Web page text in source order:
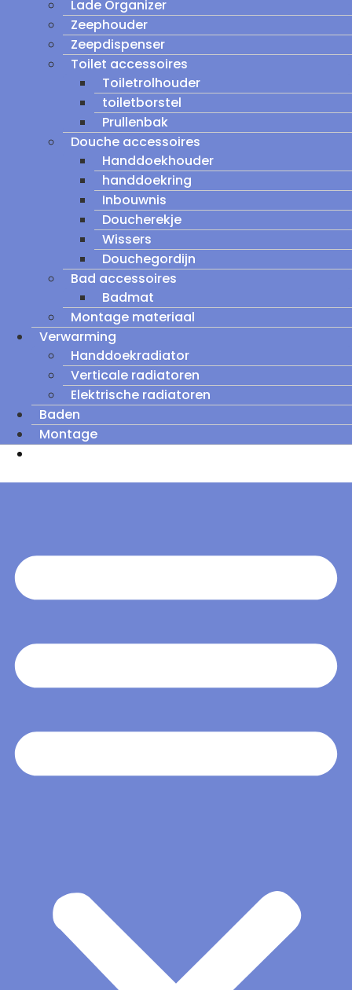
Lade Organizer
Zeephouder
Zeepdispenser
Toilet accessoires
Toiletrolhouder
toiletborstel
Prullenbak
Douche accessoires
Handdoekhouder
handdoekring
Inbouwnis
Doucherekje
Wissers
Douchegordijn
Bad accessoires
Badmat
Montage materiaal
Verwarming
Handdoekradiator
Verticale radiatoren
Elektrische radiatoren
Baden
Montage